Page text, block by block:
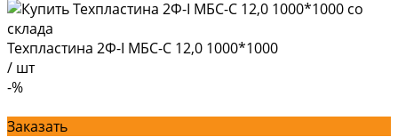
Техпластина 2Ф-I МБС-С 12,0 1000*1000
/ шт
-%
Заказать